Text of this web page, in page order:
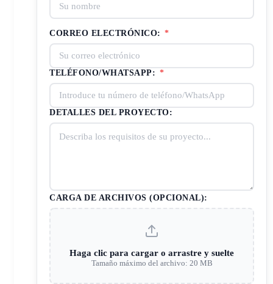
CORREO ELECTRÓNICO: *
TELÉFONO/WHATSAPP: *
DETALLES DEL PROYECTO:
CARGA DE ARCHIVOS (OPCIONAL):
Haga clic para cargar o arrastre y suelte
Tamaño máximo del archivo: 20 MB